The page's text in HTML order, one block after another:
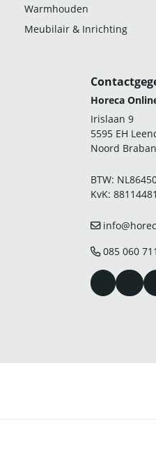
Warmhouden
Meubilair & Inrichting
Horeca
Irislaan 9
5595 EH
Noord
BTW:
KvK: 88114481
085 060